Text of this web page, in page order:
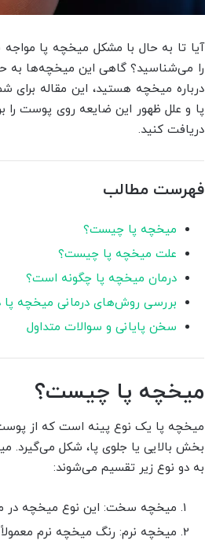
آیا تا به حال با مشکل میخچه پا
را می‌شناسید؟ گاهی این میخچه‌ها به
درباره میخچه هستید، این مقاله برای
پا و علل ظهور این ضایعه روی پوست را
دریافت کنید.
فهرست مطالب
میخچه پا چیست؟
علت میخچه پا چیست؟
درمان میخچه پا چگونه است؟
بررسی روش‌های درمانی میخچه پا
سخن پایانی و سوالات متداول
میخچه پا چیست؟
میخچه پا یک نوع پینه است که از
بخش بالایی یا جلوی پا، شکل
به دو نوع زیر تقسیم می‌شوند:
میخچه سخت: این نوع میخچه در
میخچه نرم: رنگ میخچه نرم